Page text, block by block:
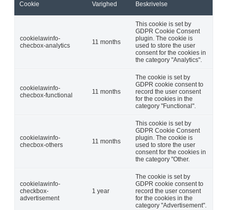
Cookie Varighed Beskrivelse
cookielawinfo-
checbox-analytics
11 months
This cookie is set by
GDPR Cookie Consent
plugin. The cookie is
used to store the user
consent for the cookies in
the category "Analytics".
cookielawinfo-
checbox-functional
11 months
The cookie is set by
GDPR cookie consent to
record the user consent
for the cookies in the
category "Functional".
cookielawinfo-
checbox-others
11 months
This cookie is set by
GDPR Cookie Consent
plugin. The cookie is
used to store the user
consent for the cookies in
the category "Other.
cookielawinfo-
checkbox-
advertisement
1 year
The cookie is set by
GDPR cookie consent to
record the user consent
for the cookies in the
category "Advertisement".